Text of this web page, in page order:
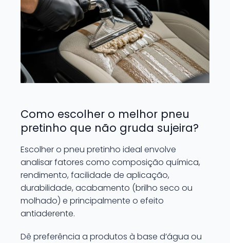
Como escolher o melhor pneu
pretinho que não gruda sujeira?
Escolher o pneu pretinho ideal envolve
analisar fatores como composição química,
rendimento, facilidade de aplicação,
durabilidade, acabamento (brilho seco ou
molhado) e principalmente o efeito
antiaderente.
Dê preferência a produtos à base d’água ou